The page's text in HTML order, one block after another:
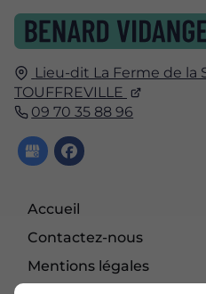
Lieu-dit La Ferme de la
TOUFFREVILLE
09 70 35 88 96
Accueil
Contactez-nous
Mentions légales